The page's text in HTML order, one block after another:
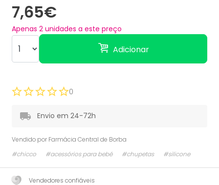
7,65€
Apenas 2 unidades a este preço
Adicionar
0
Envio em 24-72h
Vendido por Farmácia Central de Borba
#chicco
#acessórios para bebé #chupetas #silicone
Vendedores confiáveis